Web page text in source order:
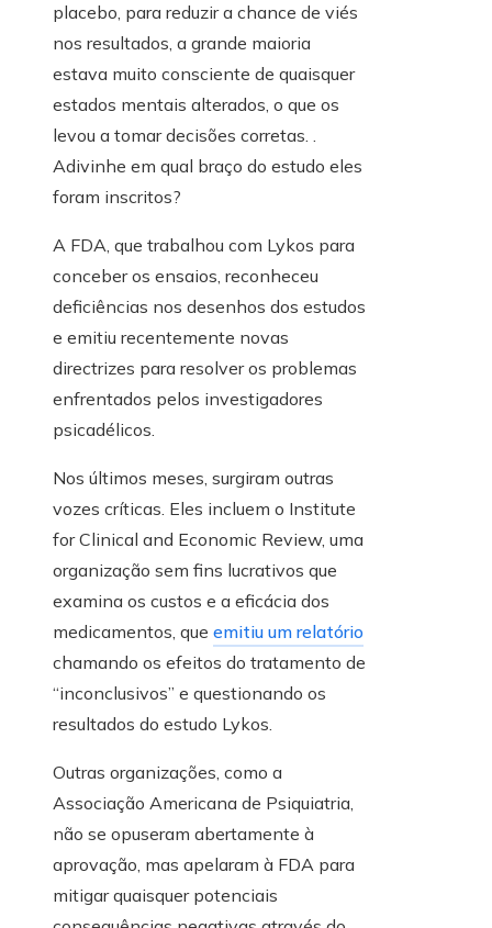
placebo, para reduzir a chance de viés
nos resultados, a grande maioria
estava muito consciente de quaisquer
estados mentais alterados, o que os
levou a tomar decisões corretas. .
Adivinhe em qual braço do estudo eles
foram inscritos?
A FDA, que trabalhou com Lykos para
conceber os ensaios, reconheceu
deficiências nos desenhos dos estudos
e emitiu recentemente novas
directrizes para resolver os problemas
enfrentados pelos investigadores
psicadélicos.
Nos últimos meses, surgiram outras
vozes críticas. Eles incluem o Institute
for Clinical and Economic Review, uma
organização sem fins lucrativos que
examina os custos e a eficácia dos
medicamentos, que emitiu um relatório
chamando os efeitos do tratamento de
“inconclusivos” e questionando os
resultados do estudo Lykos.
Outras organizações, como a
Associação Americana de Psiquiatria,
não se opuseram abertamente à
aprovação, mas apelaram à FDA para
mitigar quaisquer potenciais